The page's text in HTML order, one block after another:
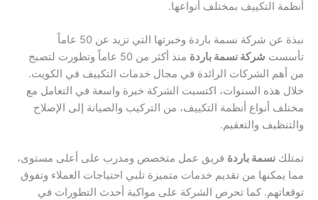
أنظمة التكييف بمختلف أنواعها.
نبذة عن شركة نسمة باردة وخبرتها التي تزيد عن 50 عاماً
تأسست شركة نسمة باردة
منذ أكثر من 50 عاماً وتطورت لتصبح
من أهم الشركات الرائدة في مجال خدمات التكييف في الكويت.
خلال هذه السنوات، اكتسبت الشركة خبرة واسعة في التعامل مع
مختلف أنواع أنظمة التكييف، من التركيب والصيانة إلى الإصلاح
والتنظيف والتعقيم.
تمتلك نسمة باردة فريق عمل متخصص ومدرب على أعلى مستوى،
مما يمكنها من تقديم خدمات متميزة تلبي احتياجات العملاء وتفوق
توقعاتهم. كما تحرص الشركة على مواكبة أحدث التطورات في